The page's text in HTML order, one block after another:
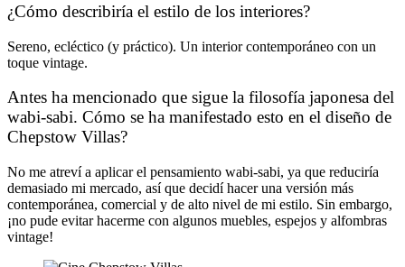
¿Cómo describiría el estilo de los interiores?
Sereno, ecléctico (y práctico). Un interior contemporáneo con un
toque vintage.
Antes ha mencionado que sigue la filosofía japonesa del
wabi-sabi. Cómo se ha manifestado esto en el diseño de
Chepstow Villas?
No me atreví a aplicar el pensamiento wabi-sabi, ya que reduciría
demasiado mi mercado, así que decidí hacer una versión más
contemporánea, comercial y de alto nivel de mi estilo. Sin embargo,
¡no pude evitar hacerme con algunos muebles, espejos y alfombras
vintage!